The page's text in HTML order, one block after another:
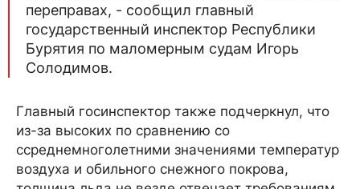
переправах, - сообщил главный
государственный инспектор Республики
Бурятия по маломерным судам Игорь
Солодимов.
Главный госинспектор также подчеркнул, что
из-за высоких по сравнению со
ссреднемноголетними значениями температур
воздуха и обильного снежного покрова,